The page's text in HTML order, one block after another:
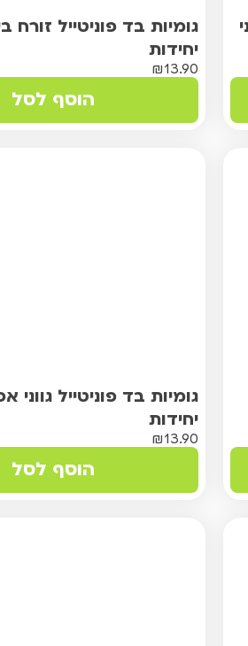
יחידות
₪13.90
הוסף לסל
יחידות
₪13.90
הוסף לסל